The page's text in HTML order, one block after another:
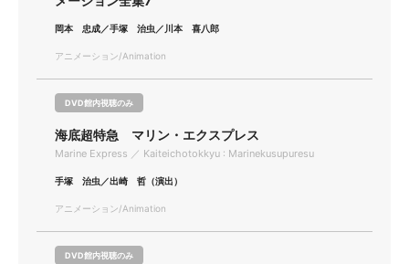
岡本 忠成／手塚 治虫／川本 喜八郎
アニメーション/Animation
DVD館内視聴のみ
海底超特急 マリン・エクスプレス
Marine Express ／ Kaiteichotokkyu : Marinekusupuresu
手塚 治虫／出崎 哲（演出）
アニメーション/Animation
DVD館内視聴のみ